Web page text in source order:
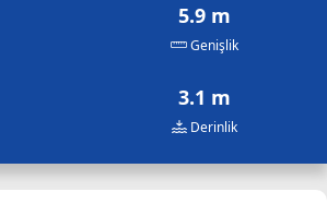
5.9 m
Genişlik
3.1 m
Derinlik